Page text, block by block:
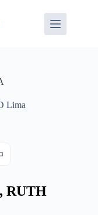
Lima
RUTH